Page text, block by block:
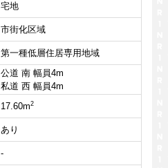
宅地
市街化区域
第一種低層住居専用地域
公道 南 幅員4m
私道 西 幅員4m
17.60m2
あり
-